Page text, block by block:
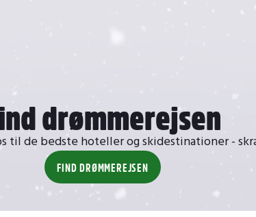
drømmerejsen
til de bedste hoteller og skidestinationer -
FIND DRØMMEREJSEN